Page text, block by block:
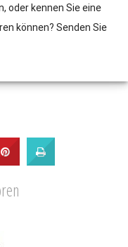
oder kennen Sie eine
können? Senden Sie